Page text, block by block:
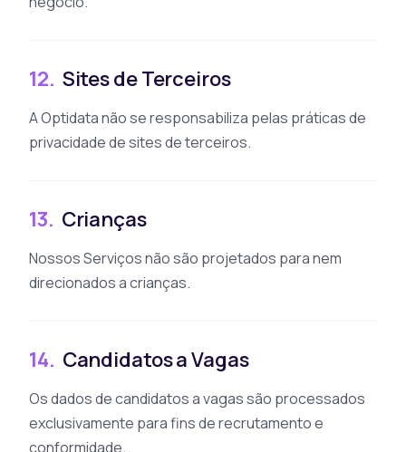
12. Sites de Terceiros
A Optidata não se responsabiliza pelas práticas de
privacidade de sites de terceiros.
13. Crianças
Nossos Serviços não são projetados para nem
direcionados a crianças.
14. Candidatos a Vagas
Os dados de candidatos a vagas são processados
exclusivamente para fins de recrutamento e
conformidade.